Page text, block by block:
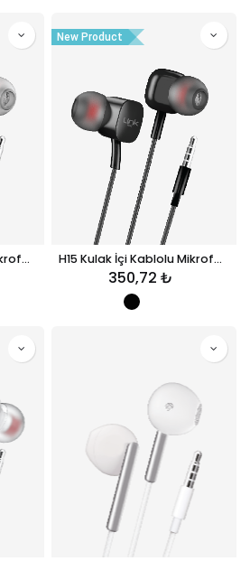
H16 Kulak İçi Kablolu Mikrofonlu Kulaklık
New Product
H15 Kulak İçi Kablolu Mikrofonlu Kulaklık
350,72 ₺